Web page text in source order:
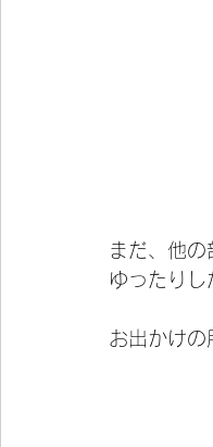
まだ、他
ゆったりし
お出かけ